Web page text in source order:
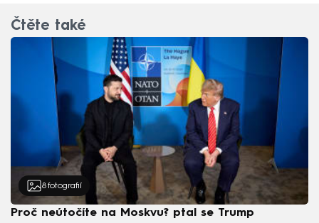
Čtěte také
8 fotografií
Proč neútočíte na Moskvu? ptal se Trump